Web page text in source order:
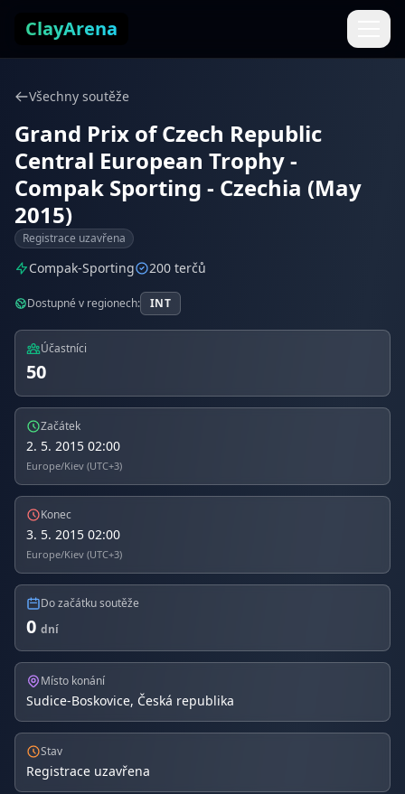
ClayArena
Všechny soutěže
Grand Prix of Czech Republic
Central European Trophy -
Compak Sporting - Czechia (May
2015)
Registrace uzavřena
Compak-Sporting 200 terčů
Dostupné v regionech: INT
Účastníci
50
Začátek
2. 5. 2015 02:00
Europe/Kiev (UTC+3)
Konec
3. 5. 2015 02:00
Europe/Kiev (UTC+3)
Do začátku soutěže
0 dní
Místo konání
Sudice-Boskovice, Česká republika
Stav
Registrace uzavřena